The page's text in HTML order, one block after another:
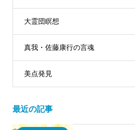
大霊団瞑想
真我・佐藤康行の言魂
美点発見
最近の記事